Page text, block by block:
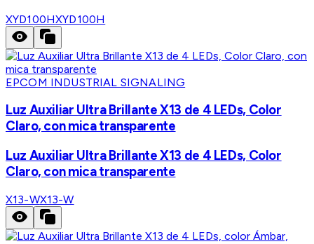
XYD100HXYD100H
EPCOM INDUSTRIAL SIGNALING
Luz Auxiliar Ultra Brillante X13 de 4 LEDs, Color
Claro, con mica transparente
Luz Auxiliar Ultra Brillante X13 de 4 LEDs, Color
Claro, con mica transparente
X13-WX13-W